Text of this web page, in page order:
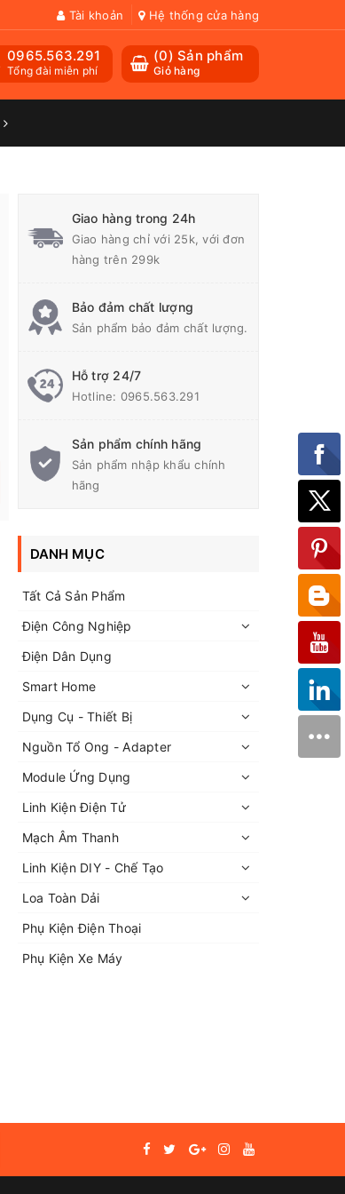
Tài khoản Hệ thống cửa hàng
(0) Sản phẩm
Giỏ hàng
0965.563.291
Tổng đài miễn phí
Giao hàng trong 24h
Giao hàng chỉ với 25k, với đơn
hàng trên 299k
Bảo đảm chất lượng
Sản phẩm bảo đảm chất lượng.
Hỗ trợ 24/7
Hotline: 0965.563.291
Sản phẩm chính hãng
Sản phẩm nhập khẩu chính
hãng
DANH MỤC
Tất Cả Sản Phẩm
Điện Công Nghiệp
Điện Dân Dụng
Smart Home
Dụng Cụ - Thiết Bị
Nguồn Tổ Ong - Adapter
Module Ứng Dụng
Linh Kiện Điện Tử
Mạch Âm Thanh
Linh Kiện DIY - Chế Tạo
Loa Toàn Dải
Phụ Kiện Điện Thoại
Phụ Kiện Xe Máy